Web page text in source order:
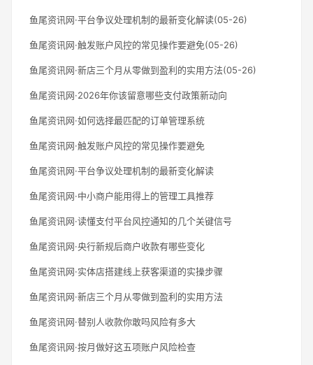
鱼尾资讯网·平台争议处理机制的最新变化解读(05-26)
鱼尾资讯网·触发账户风控的常见操作要避免(05-26)
鱼尾资讯网·新店三个月从零做到盈利的实用方法(05-26)
鱼尾资讯网·2026年你该留意哪些支付政策新动向
鱼尾资讯网·如何选择最匹配的订单管理系统
鱼尾资讯网·触发账户风控的常见操作要避免
鱼尾资讯网·平台争议处理机制的最新变化解读
鱼尾资讯网·中小商户能用得上的管理工具推荐
鱼尾资讯网·读懂支付平台风控通知的几个关键信号
鱼尾资讯网·央行新规后商户收款有哪些变化
鱼尾资讯网·实体店搭建线上获客渠道的实操步骤
鱼尾资讯网·新店三个月从零做到盈利的实用方法
鱼尾资讯网·替别人收款你敢吗风险有多大
鱼尾资讯网·按月做好这五项账户风险检查